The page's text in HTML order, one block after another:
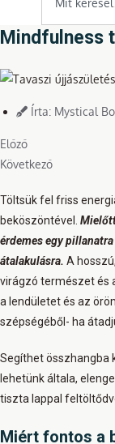
Mindfulness
Írta: Mystical
Előző
Következő
Töltsük fel friss
beköszöntével.
érdemes egy
átalakulásra. A
virágzó természet és
a lendületet és az
szépségéből- ha
Segíthet összhangba
lehetünk általa,
tiszta lappal
Miért fontos a